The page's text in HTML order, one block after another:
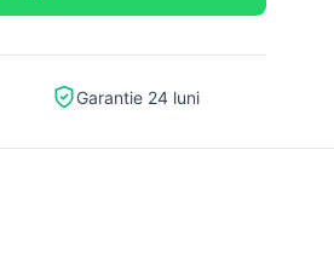
Garantie 24 luni